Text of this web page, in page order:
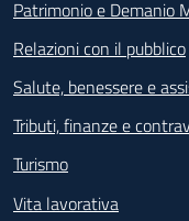
Patrimonio e Demanio
Relazioni con il pubblico
Salute, benessere e
Tributi, finanze e
Turismo
Vita lavorativa